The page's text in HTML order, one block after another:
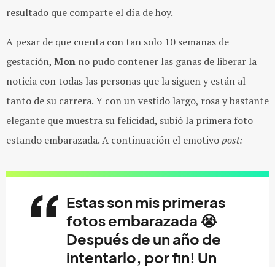
resultado que comparte el día de hoy.
A pesar de que cuenta con tan solo 10 semanas de
gestación, Mon no pudo contener las ganas de liberar la
noticia con todas las personas que la siguen y están al
tanto de su carrera. Y con un vestido largo, rosa y bastante
elegante que muestra su felicidad, subió la primera foto
estando embarazada. A continuación el emotivopost:
Estas son mis primeras
fotos embarazada 😭
Después de un año de
intentarlo, por fin! Un